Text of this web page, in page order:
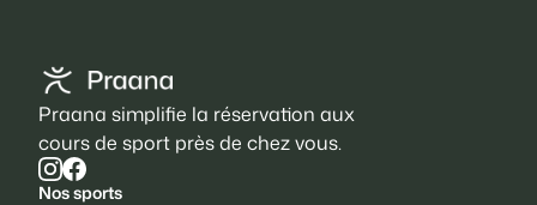
Praana simplifie la réservation aux
cours de sport près de chez vous.
Nos sports